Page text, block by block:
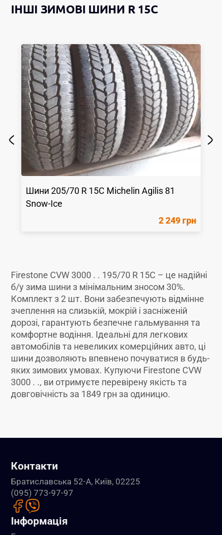
ІНШІ ЗИМОВІ ШИНИ R 15C
Шини205/70 R 15C Michelin Agilis 81
Snow-Ice
2 249 грн
Firestone CVW 3000 . . 195/70 R 15C – це надійні
б/у зима шини з мінімальним зносом 30%.
Комплект з 2 шт. Вони забезпечують відмінне
зчеплення на слизькій, мокрій і засніженій
дорозі, гарантують безпечне гальмування та
комфортне водіння. Ідеальні для легкових
автомобілів та невеликих комерційних авто, ці
шини дозволяють впевнено почуватися в будь-
яких зимових умовах. Купуючи Firestone CVW
3000 . ., ви отримуєте перевірену якість та
довговічність за 1849 грн за одиницю.
Контакти
Братиславська 52-А, Київ, 02225
(095) 773-97-97
Інформація